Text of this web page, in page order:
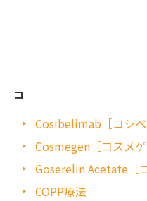
コ
Cosibelimab［コシベ
Cosmegen［コスメゲ
Goserelin Acetate［
COPP療法